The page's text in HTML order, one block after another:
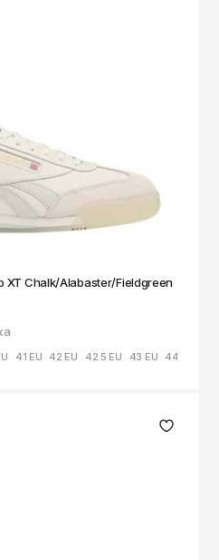
XT Chalk/Alabaster/Fieldgreen
41 EU 42 EU 42.5 EU 43 EU 44 EU